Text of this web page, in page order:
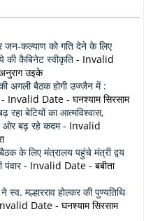
कल्याण को गति देने के लिए
कैबिनेट स्वीकृति - Invalid
उइके
की अगली बैठक होगी उज्जैन में :
- Invalid Date - घनश्याम सिरसाम
रहा बेटियों का आत्मविश्वास,
ओर बढ़ रहे कदम- Invalid
के लिए मंत्रालय पहुंचे मंत्री द्वय
- Invalid Date - बबीता
स्व. मल्हारराव होल्कर की पुण्यतिथि
Date - घनश्याम सिरसाम